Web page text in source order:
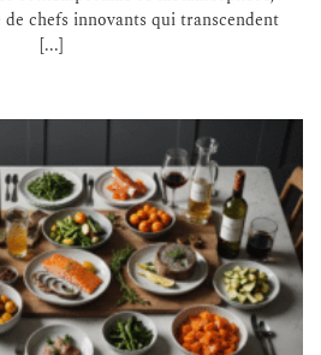
chefs innovants qui transcendent
[...]